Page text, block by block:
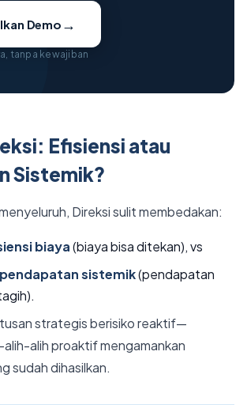
Demo →
tanpa kewajiban
Efisiensi atau
Sistemik?
Direksi sulit membedakan:
biaya(biaya bisa ditekan), vs
sistemik(pendapatan
strategis berisiko reaktif—
alih proaktif mengamankan
sudah dihasilkan.